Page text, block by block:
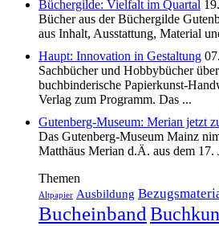
Büchergilde: Vielfalt im Quartal
Bücher aus der Büchergilde
aus Inhalt, Ausstattung, Material
Haupt: Innovation in Gestaltung
Sachbücher und Hobbybücher
buchbinderische Papierkunst-
Verlag zum Programm. Das ...
Gutenberg-Museum: Merian jetzt
Das Gutenberg-Museum Mainz
Matthäus Merian d.Ä. aus dem 17.
Themen
Altpapier Ausbildung
Bucheinband